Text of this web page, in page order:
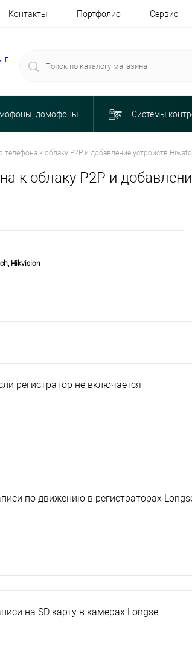
Контакты Портфолио Сервис
г.
домофоны Системы
к облаку P2P и добавление устройств
к облаку P2P и
Hikvision
регистратор не включается
по движению в регистраторах
на SD карту в камерах Longse